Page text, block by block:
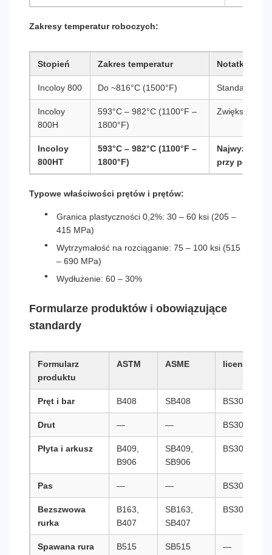
Zakresy temperatur roboczych:
Stopień Zakres temperatur Notatki
Incoloy 800 Do ~816°C (1500°F) Standardowa
Incoloy
800H
593°C – 982°C (1100°F –
1800°F)
Zwiększona
Incoloy
800HT
593°C – 982°C (1100°F –
1800°F)
Najwyższa
przy pełzaniu
Typowe właściwości prętów i prętów:
Granica plastyczności 0,2%: 30 – 60 ksi (205 –
415 MPa)
Wytrzymałość na rozciąganie: 75 – 100 ksi (515
– 690 MPa)
Wydłużenie: 60 – 30%
Formularze produktów i obowiązujące
standardy
Formularz
produktu
ASTM ASME licencjat
Pręt i bar B408 SB408
Drut — —
Płyta i arkusz
B409,
B906
SB409,
SB906
Pas — —
Bezszwowa
rurka
B163,
B407
SB163,
SB407
Spawana rura B515 SB515 —